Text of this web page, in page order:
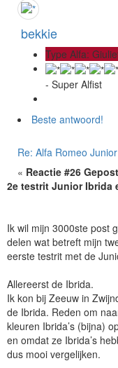
bekkie
Type Alfa:
- Super Alfist
Beste antwoord!
Re: Alfa Romeo Junior
« Reactie #26
2e testrit Junior Ibrida
Ik wil mijn 3000ste post
delen wat betreft mijn
eerste testrit met de
Allereerst de Ibrida.
Ik kon bij Zeeuw in
de Ibrida. Reden om
kleuren Ibrida’s (bijna)
en omdat ze Ibrida’s
dus mooi vergelijken.